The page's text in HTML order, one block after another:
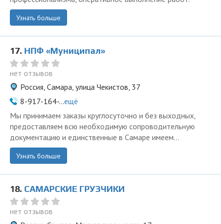
Узнать больше
17. НПФ «Муниципал»
нет отзывов
Россия, Самара, улица Чекистов, 37
8-917-164-...ещё
Мы принимаем заказы круглосуточно и без выходных,
предоставляем всю необходимую сопроводительную
документацию и единственные в Самаре имеем...
Узнать больше
18. САМАРСКИЕ ГРУЗЧИКИ
нет отзывов